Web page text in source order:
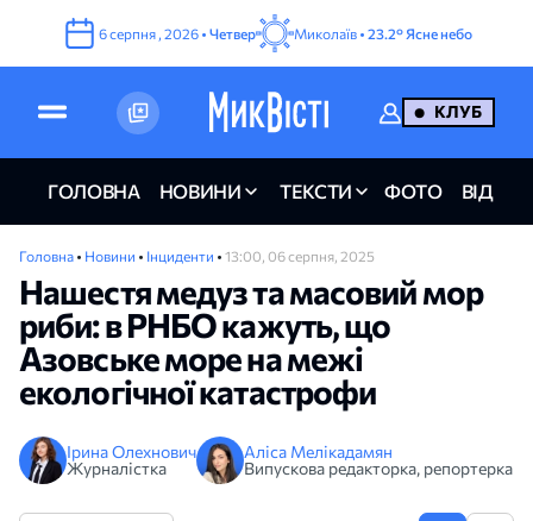
6серпня , 2026 • Четвер Миколаїв • 23.2° Ясне небо
КЛУБ
ГОЛОВНА НОВИНИ ТЕКСТИ ФОТО ВІДЕО
Головна • Новини • Інциденти • 13:00, 06 серпня, 2025
Нашестя медуз та масовий мор
риби: в РНБО кажуть, що
Азовське море на межі
екологічної катастрофи
Ірина Олехнович
Журналістка
Аліса Мелікадамян
Випускова редакторка, репортерка